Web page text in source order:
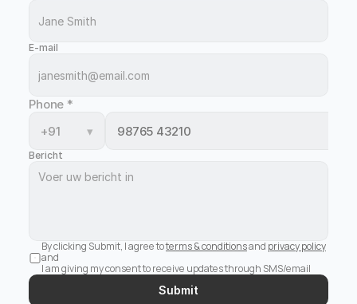
E-mail
Phone *
+91
▾
Bericht
By clicking Submit, I agree to terms & conditions and privacy policy
and
I am giving my consent to receive updates through SMS/email
Submit